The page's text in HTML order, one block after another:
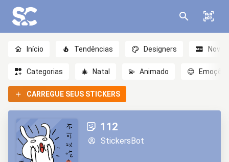
Início Tendências Designers Novo
Categorias 🎄 Natal 💫 Animado 😊
CARREGUE SEUS STICKERS
112
StickersBot